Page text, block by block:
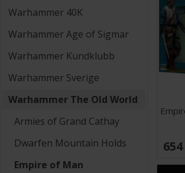
Warhammer 40K
Warhammer Age of Sigmar
Warhammer Kundklubb
Warhammer Sverige
Warhammer The Old World
Armies of Grand Cathay
Dwarfen Mountain Holds
Empire of Man
654